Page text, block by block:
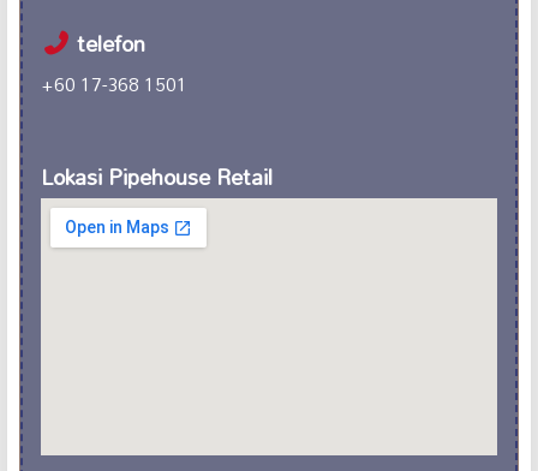
telefon
+60 17-368 1501
Lokasi Pipehouse Retail